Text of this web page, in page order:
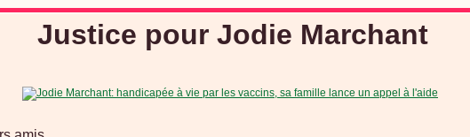
Justice pour Jodie Marchant